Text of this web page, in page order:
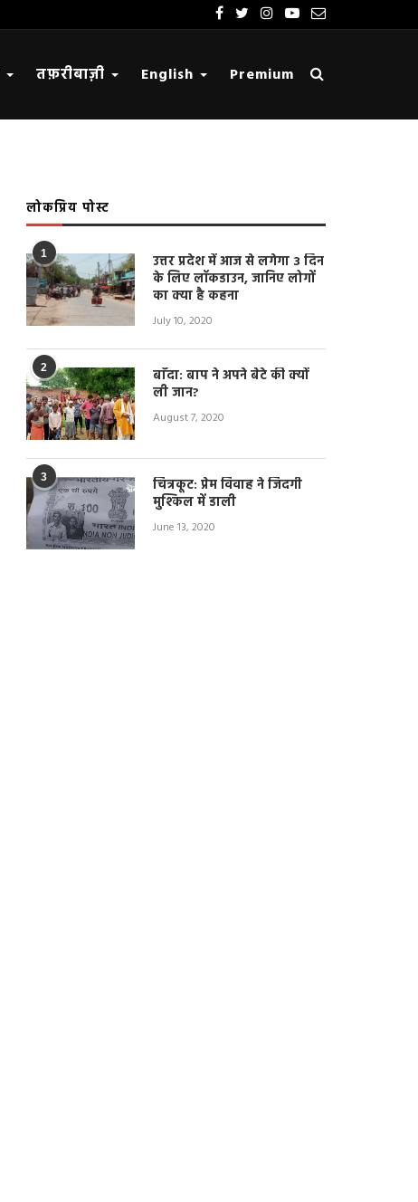
तफ़रीबाज़ी English Premium
लोकप्रिय पोस्ट
1
उत्तर प्रदेश में आज से लगेगा 3 दिन
के लिए लॉकडाउन, जानिए लोगों
का क्या है कहना
July 10, 2020
2
बाँदा: बाप ने अपने बेटे की क्यों
ली जान?
August 7, 2020
3
चित्रकूट: प्रेम विवाह ने जिंदगी
मुश्किल में डाली
June 13, 2020